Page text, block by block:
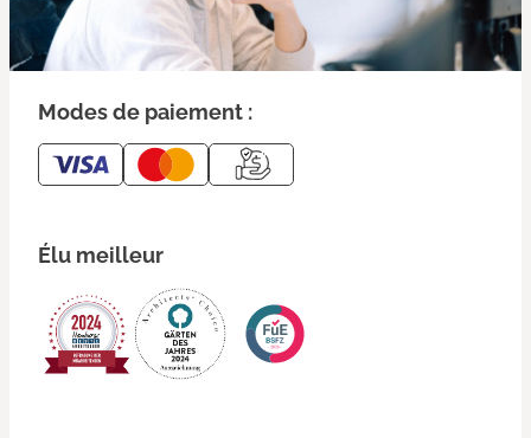
Modes de paiement :
Élu meilleur